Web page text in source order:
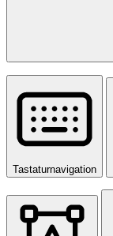
Tastaturnavigation